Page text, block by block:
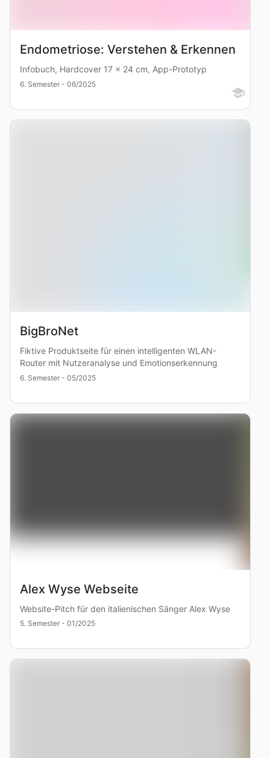
Endometriose: Verstehen & Erkennen
Infobuch, Hardcover 17 × 24 cm, App-Prototyp
6. Semester - 06/2025
BigBroNet
Fiktive Produktseite für einen intelligenten WLAN-
Router mit Nutzeranalyse und Emotionserkennung
6. Semester - 05/2025
Alex Wyse Webseite
Website-Pitch für den italienischen Sänger Alex Wyse
5. Semester - 01/2025